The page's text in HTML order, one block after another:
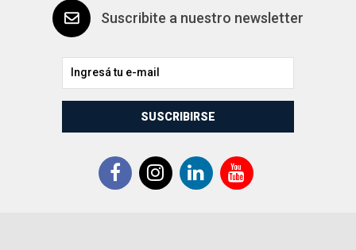
Suscribite a nuestro newsletter
SUSCRIBIRSE